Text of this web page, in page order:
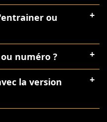
ou
numéro ?
la version